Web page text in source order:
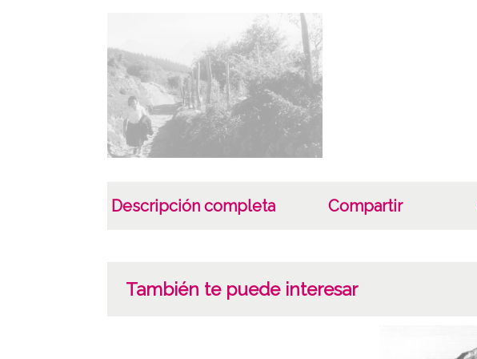
Descripción completa Compartir
También te puede interesar